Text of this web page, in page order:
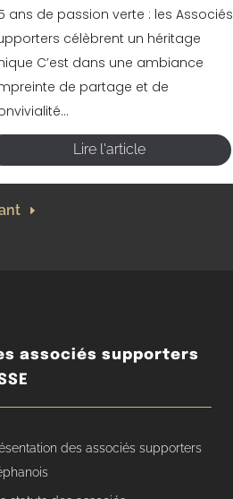
ans de passion verte : les Associés
célèbrent un héritage
C’est dans une ambiance
de partage et de
Lire l'article
associés supporters
des associés supporters